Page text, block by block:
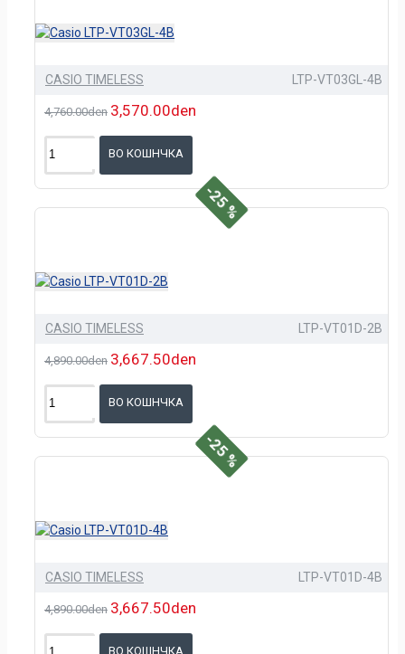
CASIO TIMELESS LTP-VT03GL-4B
4,760.00den 3,570.00den
ВО КОШНЧКА
-25 %
CASIO TIMELESS LTP-VT01D-2B
4,890.00den 3,667.50den
ВО КОШНЧКА
-25 %
CASIO TIMELESS LTP-VT01D-4B
4,890.00den 3,667.50den
ВО КОШНЧКА